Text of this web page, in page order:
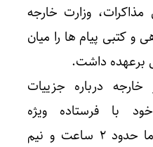
وزارت خارجه
کتبی پیام ها را میان
برعهده داشت.
درباره جزییات
با فرستاده ویژه
رئیس‌جمهور آمریکا گفت:ما حدود ۲ ساعت و نیم